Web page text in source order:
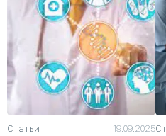
Статьи 19.09.2025